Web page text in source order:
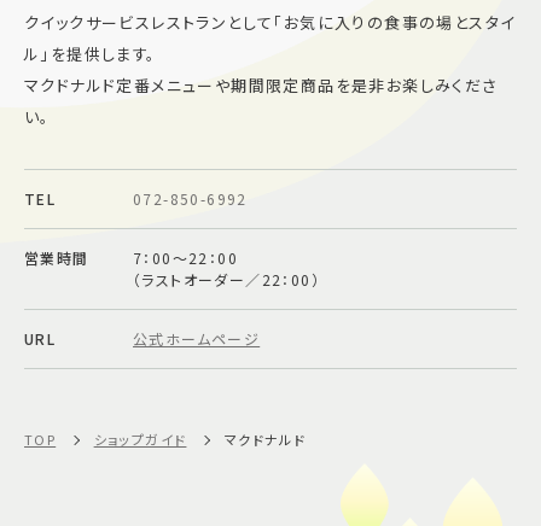
よくあるご質問
スタッフ募集
サイトマップ
クイックサービスレストランとして「お気に入りの食事の場とスタイ
ル」を提供します。
マクドナルド定番メニューや期間限定商品を是非お楽しみくださ
い。
TEL 072-850-6992
営業時間
7：00～22：00
（ラストオーダー／22：00）
URL 公式ホームページ
TOP ショップガイド マクドナルド